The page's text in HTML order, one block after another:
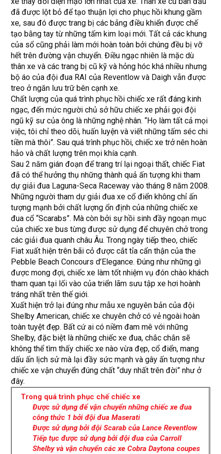
đã được lột bỏ để tạo thuận lợi cho phục hồi khung gầm
xe, sau đó được trang bị các bảng điều khiển được chế
tạo bằng tay từ những tấm kim loại mới. Tất cả các khung
của sổ cũng phải làm mới hoàn toàn bởi chúng đều bị vỡ
hết trên đường vận chuyển. Điều ngạc nhiên là mặc dù
thân xe và các trang bị cũ kỹ và hỏng hóc khá nhiều nhưng
bộ áo của đội đua RAI của Reventlow và Daigh vẫn được
treo ở ngăn lưu trữ bên cạnh xe.
Chất lượng của quá trình phục hồi chiếc xe rất đáng kinh
ngạc, đến mức người chủ sở hữu chiếc xe phải gọi đội
ngũ kỹ sư của ông là những nghệ nhân. “Họ làm tất cả mọi
việc, tôi chỉ theo dõi, huấn luyện và viết những tấm séc chi
tiền mà thôi”. Sau quá trình phục hồi, chiếc xe trở nên hoàn
hảo và chất lượng trên mọi khía cạnh.
Sau 2 năm gián đoạn để trang trí lại ngoại thất, chiếc Fiat
đã có thể hưởng thụ những thành quả ấn tượng khi tham
dự giải đua Laguna-Seca Raceway vào tháng 8 năm 2008.
Những người tham dự giải đua xe cổ điển không chỉ ấn
tượng mạnh bởi chất lượng ổn định của những chiếc xe
đua cổ “Scarabs”. Mà còn bởi sự hồi sinh đầy ngoạn mục
của chiếc xe bus từng được sử dụng để chuyên chở trong
các giải đua quanh châu Âu. Trong ngày tiếp theo, chiếc
Fiat xuất hiện trên bãi cỏ được cắt tỉa cẩn thận của the
Pebble Beach Concours d’Elegance. Đúng như những gì
được mong đợi, chiếc xe làm tốt nhiệm vụ đón chào khách
tham quan tại lối vào của triển lãm sưu tập xe hơi hoành
tráng nhất trên thế giới.
Xuất hiện trở lại đúng như mẫu xe nguyên bản của đội
Shelby American, chiếc xe chuyên chở có vẻ ngoài hoàn
toàn tuyệt đẹp. Bất cứ ai có niềm đam mê với những
Shelby, đặc biệt là những chiếc xe đua, chắc chắn sẽ
không thể tìm thấy chiếc xe nào vừa đẹp, cổ điển, mang
dấu ấn lịch sử mà lại đầy sức mạnh và gây ấn tượng như
chiếc xe vận chuyển đúng chất “duy nhất trên đời” như ở
đây.
Trong quá trình phục chế chiếc xe
Được sử dụng để vận chuyển những chiếc xe đua
công thức 1 bởi đội đua Maserati
Được sử dụng bởi đội Scarab của Lance Reventlow
Tiếp tục được sử dụng bởi đội đua của Carroll
Shelby và vận chuyển các xe Cobra Daytona coupes